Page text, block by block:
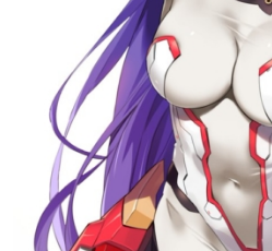
【FGO】セミラミス Fate/
【FGO】低レア強化はニッチ
【動画】半ケツ祭り、限界突
ｗｗ
【FGO】ティアマト Fate/
3984